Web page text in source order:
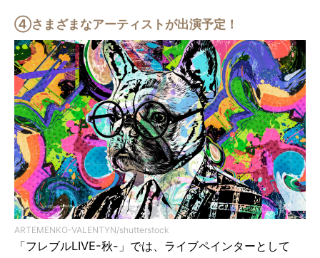
④さまざまなアーティストが出演予定！
ARTEMENKO-VALENTYN/shutterstock
「フレブルLIVE-秋-」では、ライブペインターとして